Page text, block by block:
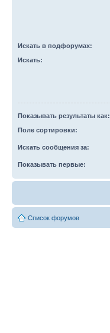
Искать в подфорумах:
Искать:
Показывать результаты как:
Поле сортировки:
Искать сообщения за:
Показывать первые:
Список форумов